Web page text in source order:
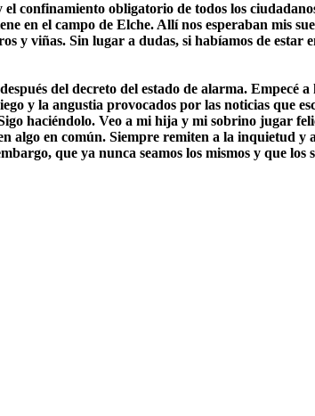
confinamiento obligatorio de todos los
en el campo de Elche. Allí nos esperaban mis
y viñas. Sin lugar a dudas, si habíamos de
del decreto del estado de alarma.
y la angustia provocados por las noticias que
haciéndolo. Veo a mi hija y mi sobrino jugar
algo en común. Siempre remiten a la inquietud
que ya nunca seamos los mismos y que